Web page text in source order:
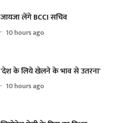
जायजा लेंगे BCCI सचिव
10 hours ago
'देश के लिये खेलने के भाव से उतरना'
10 hours ago